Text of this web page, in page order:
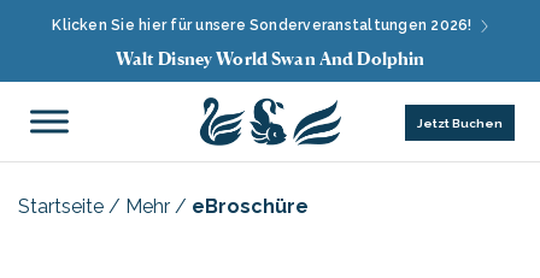
Klicken Sie hier für unsere Sonderveranstaltungen 2026!
Walt Disney World Swan And Dolphin
Jetzt Buchen
Startseite / Mehr / eBroschüre